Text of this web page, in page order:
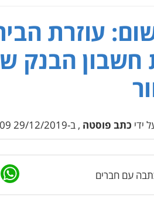
עוזרת
חשבון הבנק
ידי כתב פוסטה , ב-29/12/2019 17:09
עם חברים